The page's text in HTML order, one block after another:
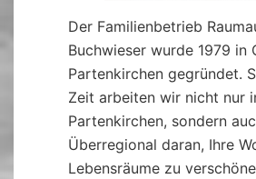
Der Familienbetrieb
Buchwieser wurde 1979 in
Partenkirchen gegründet.
Zeit arbeiten wir nicht nur
Partenkirchen, sondern
Überregional daran, Ihre
Lebensräume zu